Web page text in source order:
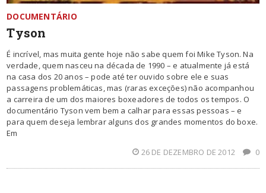
DOCUMENTÁRIO
Tyson
É incrível, mas muita gente hoje não sabe quem foi Mike Tyson. Na
verdade, quem nasceu na década de 1990 – e atualmente já está
na casa dos 20 anos – pode até ter ouvido sobre ele e suas
passagens problemáticas, mas (raras exceções) não acompanhou
a carreira de um dos maiores boxeadores de todos os tempos. O
documentário Tyson vem bem a calhar para essas pessoas – e
para quem deseja lembrar alguns dos grandes momentos do boxe.
Em
26 DE DEZEMBRO DE 2012
0